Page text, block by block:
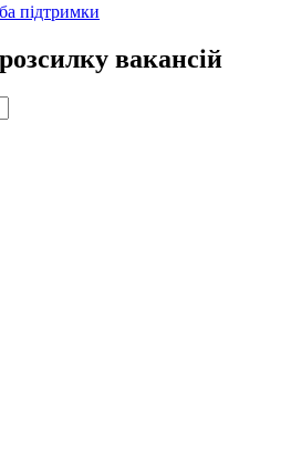
підтримки
вакансій